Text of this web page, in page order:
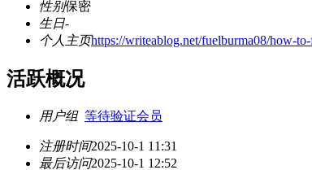
性别保密
生日-
个人主页https://writeablog.net/fuelburma08/how-
活跃概况
用户组 等待验证会员
注册时间2025-10-1 11:31
最后访问2025-10-1 12:52